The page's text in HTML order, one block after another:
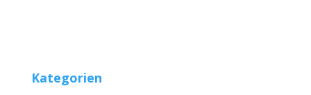
Kategorien